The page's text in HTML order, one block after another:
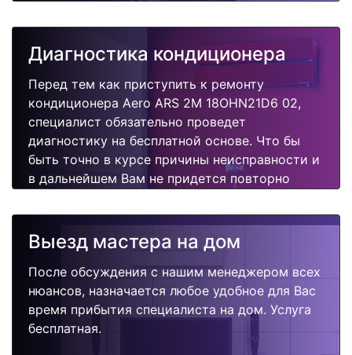
быстро, качественно и недорого.
Диагностика кондиционера
Перед тем как приступить к ремонту
кондиционера Aero ARS 2M 18OHN21D6 02,
специалист обязательно проведет
диагностику на бесплатной основе. Что бы
быть точно в курсе причины неисправности и
в дальнейшем Вам не придется повторно
поломок.
Выезд мастера на дом
После обсуждения с нашим менеджером всех
нюансов, назначается любое удобное для Вас
время прибытия специалиста на дом. Услуга
бесплатная.